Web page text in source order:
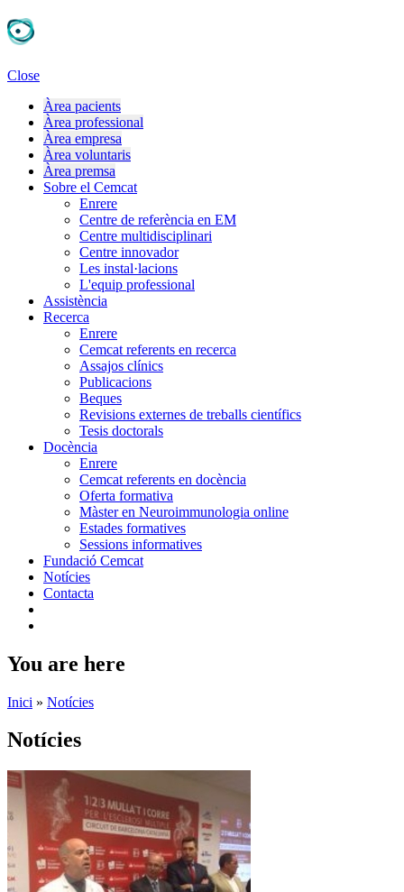
Close
Àrea pacients
Àrea professional
Àrea empresa
Àrea voluntaris
Àrea premsa
Sobre el Cemcat
Enrere
Centre de referència en EM
Centre multidisciplinari
Centre innovador
Les instal·lacions
L'equip professional
Assistència
Recerca
Enrere
Cemcat referents en recerca
Assajos clínics
Publicacions
Beques
Revisions externes de treballs científics
Tesis doctorals
Docència
Enrere
Cemcat referents en docència
Oferta formativa
Màster en Neuroimmunologia online
Estades formatives
Sessions informatives
Fundació Cemcat
Notícies
Contacta
You are here
Inici » Notícies
Notícies